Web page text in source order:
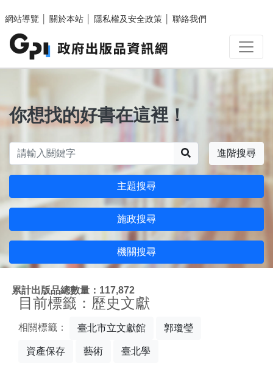
網站導覽
關於本站 隱私權及安全政策 聯絡我們
你想找的好書在這裡！
進階搜尋
主題搜尋
施政搜尋
機關搜尋
累計出版品總數量：117,872
目前標籤：歷史文獻
相關標籤： 臺北市立文獻館 郭瓊瑩
資產保存 藝術 臺北學